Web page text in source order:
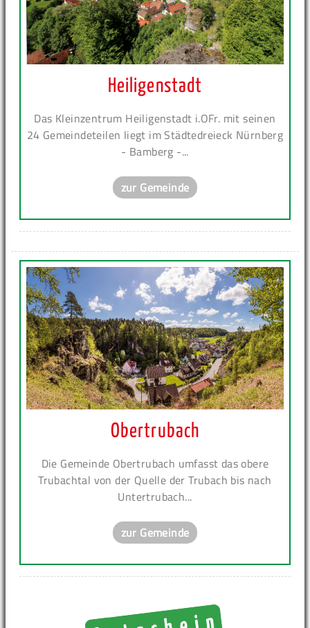
Heiligenstadt
Das Kleinzentrum Heiligenstadt i.OFr. mit seinen
24 Gemeindeteilen liegt im Städtedreieck Nürnberg
- Bamberg -...
zur Gemeinde
Obertrubach
Die Gemeinde Obertrubach umfasst das obere
Trubachtal von der Quelle der Trubach bis nach
Untertrubach...
zur Gemeinde